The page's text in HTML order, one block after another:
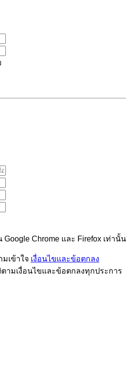
Chrome และ Firefox เท่านั้น
เข้าใจ เงื่อนไขและข้อตกลง
ามเงื่อนไขและข้อตกลงทุกประการ